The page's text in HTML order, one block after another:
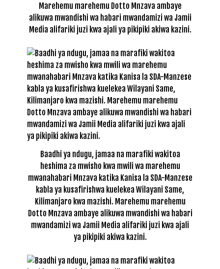
Marehemu marehemu Dotto Mnzava ambaye
alikuwa mwandishi wa habari mwandamizi wa Jamii
Media alifariki juzi kwa ajali ya pikipiki akiwa kazini.
Baadhi ya ndugu, jamaa na marafiki wakitoa
heshima za mwisho kwa mwili wa marehemu
mwanahabari Mnzava katika Kanisa la SDA-Manzese
kabla ya kusafirishwa kuelekea Wilayani Same,
Kilimanjaro kwa mazishi. Marehemu marehemu
Dotto Mnzava ambaye alikuwa mwandishi wa habari
mwandamizi wa Jamii Media alifariki juzi kwa ajali
ya pikipiki akiwa kazini.